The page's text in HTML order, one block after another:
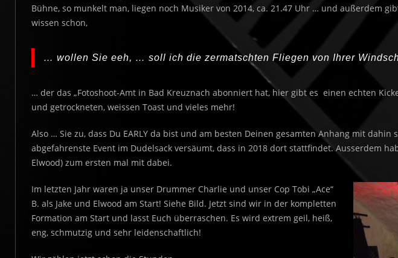
Bühne, so munkelt man, liegen noch Musiker von 2014, ca. 21.47 Uhr … und außerdem
wissen schon,
… wollen Sie eeh, … soll ich die zermatschten Fliegen von Ihrer
… der das „Fotoshoot-Amt in Bad Kreuznach abonniert hat, hier gibt es einen echten
und getrockneten, weissen Toast und vieles mehr!
Also … Sie zu, dass Du EARLY da bist und am besten Deinen gesamten Anhang mit
abgefahrenste Event im Dudelsack versäumt, dass in 2018 dort stattfindet. Ausserdem
Elwood) zum ersten mal mit dabei.
Im letzten Jahr waren ja unser Drummer Charlie und unser Cop Tobi „Ace“
B. als Jake und Elwood am Start! Siehe Bild. Jetzt sind wir in der kompletten
Formation am Start und lasst Euch überraschen. Es wird extrem geil, heiß,
eng, schmutzig und sehr leidenschaftlich!